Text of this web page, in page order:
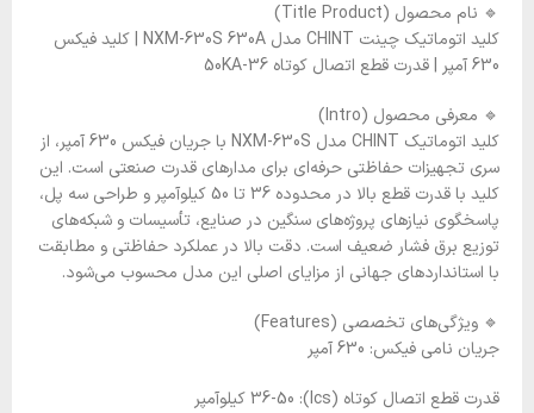
🔹 نام محصول (Title Product)
کلید اتوماتیک چینت CHINT مدل NXM-630S 630A | کلید فیکس
630 آمپر | قدرت قطع اتصال کوتاه 36-50KA
🔹 معرفی محصول (Intro)
کلید اتوماتیک CHINT مدل NXM-630S با جریان فیکس 630 آمپر، از
سری تجهیزات حفاظتی حرفه‌ای برای مدارهای قدرت صنعتی است. این
کلید با قدرت قطع بالا در محدوده 36 تا 50 کیلوآمپر و طراحی سه پل،
پاسخگوی نیازهای پروژه‌های سنگین در صنایع، تأسیسات و شبکه‌های
توزیع برق فشار ضعیف است. دقت بالا در عملکرد حفاظتی و مطابقت
با استانداردهای جهانی از مزایای اصلی این مدل محسوب می‌شود.
🔹 ویژگی‌های تخصصی (Features)
جریان نامی فیکس: 630 آمپر
قدرت قطع اتصال کوتاه (Ics): 36-50 کیلوآمپر